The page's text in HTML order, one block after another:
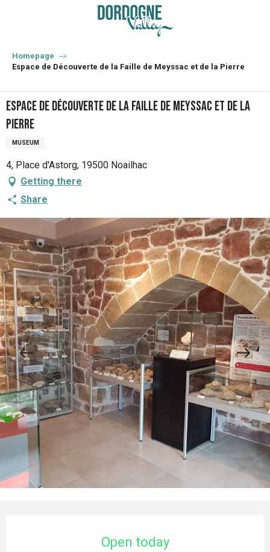
principal
Homepage
Espace de Découverte de la Faille de Meyssac et de la Pierre
Espace de Découverte de la Faille de Meyssac et de la
Pierre
MUSEUM
4, Place d'Astorg, 19500 Noailhac
Getting there
Share
Open today